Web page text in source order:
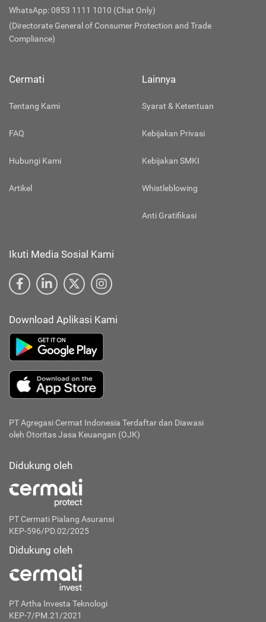
WhatsApp: 0853 1111 1010 (Chat Only)
(Directorate General of Consumer Protection and Trade
Compliance)
Cermati
Tentang Kami
FAQ
Hubungi Kami
Artikel
Lainnya
Syarat & Ketentuan
Kebijakan Privasi
Kebijakan SMKI
Whistleblowing
Anti Gratifikasi
Ikuti Media Sosial Kami
Download Aplikasi Kami
PT Agregasi Cermat Indonesia Terdaftar dan Diawasi
oleh Otoritas Jasa Keuangan (OJK)
Didukung oleh
PT Cermati Pialang Asuransi
KEP-596/PD.02/2025
Didukung oleh
PT Artha Investa Teknologi
KEP-7/PM.21/2021